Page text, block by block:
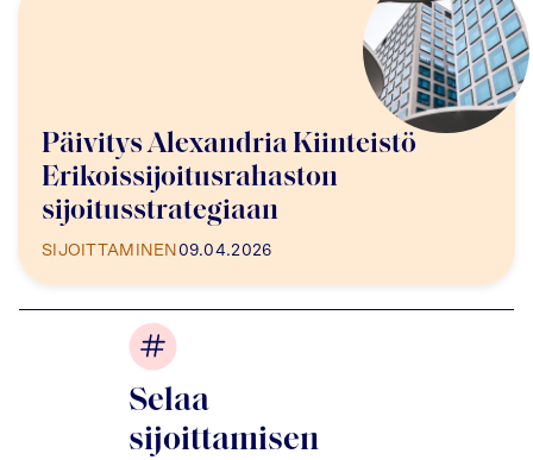
Päivitys Alexandria Kiinteistö
Erikoissijoitusrahaston
sijoitusstrategiaan
SIJOITTAMINEN 09.04.2026
Selaa
sijoittamisen